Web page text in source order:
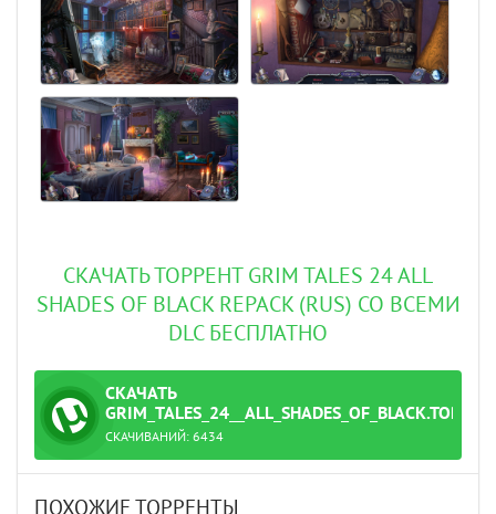
СКАЧАТЬ ТОРРЕНТ GRIM TALES 24 ALL
SHADES OF BLACK REPACK (RUS) СО ВСЕМИ
DLC БЕСПЛАТНО
СКАЧАТЬ
ТОРРЕНТ
СКАЧИВАНИЙ: 6434
ПОХОЖИЕ ТОРРЕНТЫ